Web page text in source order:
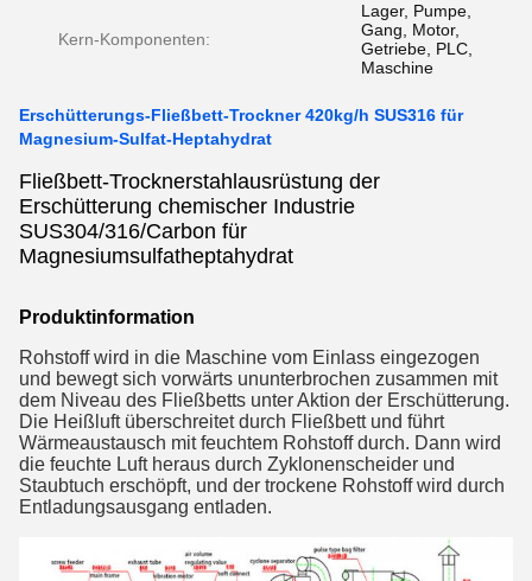
Kern-Komponenten:
Lager, Pumpe,
Gang, Motor,
Getriebe, PLC,
Maschine
Erschütterungs-Fließbett-Trockner 420kg/h SUS316 für
Magnesium-Sulfat-Heptahydrat
Fließbett-Trocknerstahlausrüstung der
Erschütterung chemischer Industrie
SUS304/316/Carbon für
Magnesiumsulfatheptahydrat
Produktinformation
Rohstoff wird in die Maschine vom Einlass eingezogen
und bewegt sich vorwärts ununterbrochen zusammen mit
dem Niveau des Fließbetts unter Aktion der Erschütterung.
Die Heißluft überschreitet durch Fließbett und führt
Wärmeaustausch mit feuchtem Rohstoff durch. Dann wird
die feuchte Luft heraus durch Zyklonenscheider und
Staubtuch erschöpft, und der trockene Rohstoff wird durch
Entladungsausgang entladen.